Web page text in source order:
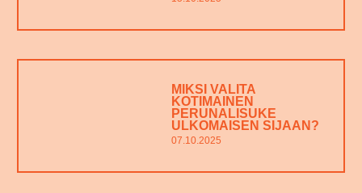
MIKSI VALITA
KOTIMAINEN
PERUNALISUKE
ULKOMAISEN SIJAAN?
07.10.2025